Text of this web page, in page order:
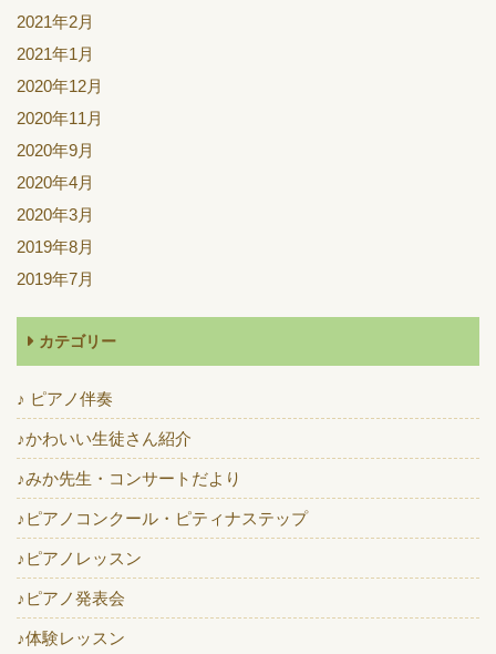
2021年2月
2021年1月
2020年12月
2020年11月
2020年9月
2020年4月
2020年3月
2019年8月
2019年7月
カテゴリー
♪ ピアノ伴奏
♪かわいい生徒さん紹介
♪みか先生・コンサートだより
♪ピアノコンクール・ピティナステップ
♪ピアノレッスン
♪ピアノ発表会
♪体験レッスン